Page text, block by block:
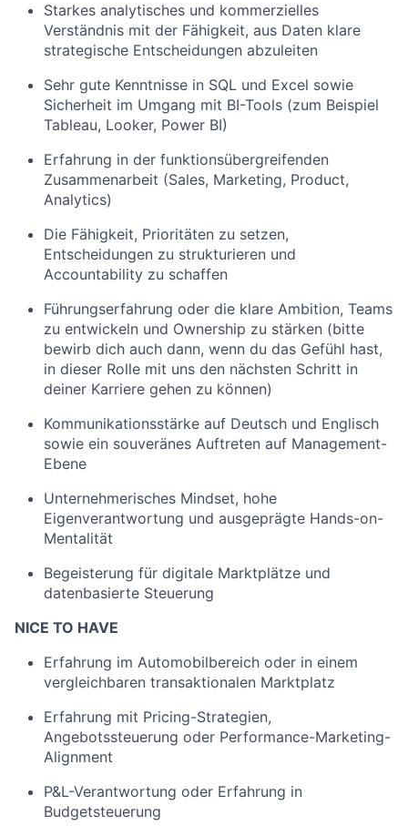
Starkes analytisches und kommerzielles
Verständnis mit der Fähigkeit, aus Daten klare
strategische Entscheidungen abzuleiten
Sehr gute Kenntnisse in SQL und Excel sowie
Sicherheit im Umgang mit BI-Tools (zum Beispiel
Tableau, Looker, Power BI)
Erfahrung in der funktionsübergreifenden
Zusammenarbeit (Sales, Marketing, Product,
Analytics)
Die Fähigkeit, Prioritäten zu setzen,
Entscheidungen zu strukturieren und
Accountability zu schaffen
Führungserfahrung oder die klare Ambition, Teams
zu entwickeln und Ownership zu stärken (bitte
bewirb dich auch dann, wenn du das Gefühl hast,
in dieser Rolle mit uns den nächsten Schritt in
deiner Karriere gehen zu können)
Kommunikationsstärke auf Deutsch und Englisch
sowie ein souveränes Auftreten auf Management-
Ebene
Unternehmerisches Mindset, hohe
Eigenverantwortung und ausgeprägte Hands-on-
Mentalität
Begeisterung für digitale Marktplätze und
datenbasierte Steuerung
NICE TO HAVE
Erfahrung im Automobilbereich oder in einem
vergleichbaren transaktionalen Marktplatz
Erfahrung mit Pricing-Strategien,
Angebotssteuerung oder Performance-Marketing-
Alignment
P&L-Verantwortung oder Erfahrung in
Budgetsteuerung